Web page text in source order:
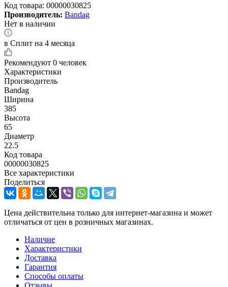
Код товара: 00000030825
Производитель: Bandag
Нет в наличии
в Сплит на 4 месяца
Рекомендуют 0 человек
Характеристики
Производитель
Bandag
Ширина
385
Высота
65
Диаметр
22.5
Код товара
00000030825
Все характеристики
Поделиться
Цена действительна только для интернет-магазина и может
отличаться от цен в розничных магазинах.
Наличие
Характеристики
Доставка
Гарантия
Способы оплаты
Отзывы